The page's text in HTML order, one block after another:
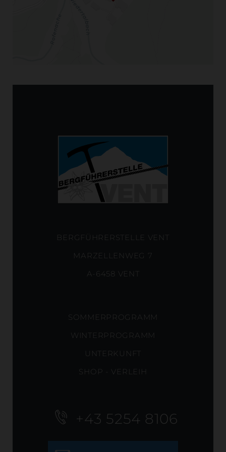
BERGFÜHRERSTELLE VENT
MARZELLENWEG 7
A-6458 VENT
SOMMERPROGRAMM
WINTERPROGRAMM
UNTERKUNFT
SHOP - VERLEIH
+43 5254 8106